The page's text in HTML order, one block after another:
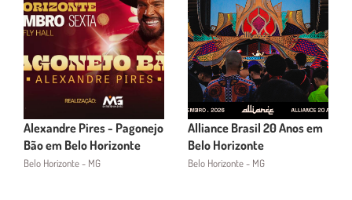
Alexandre Pires - Pagonejo
Bão em Belo Horizonte
Belo Horizonte - MG
Alliance Brasil 20 Anos em
Belo Horizonte
Belo Horizonte - MG